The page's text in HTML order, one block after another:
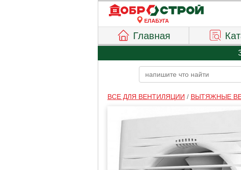
ЕЛАБУГА
Главная
ВСЕ ДЛЯ ВЕНТИЛЯЦИИ / ВЫТЯЖНЫЕ